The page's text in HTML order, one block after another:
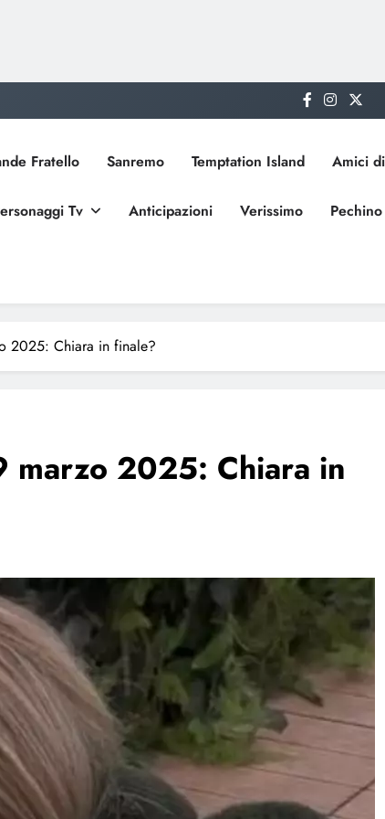
Fratello Sanremo Temptation Island Amici
Tv Anticipazioni Verissimo
2025: Chiara in finale?
marzo 2025: Chiara in